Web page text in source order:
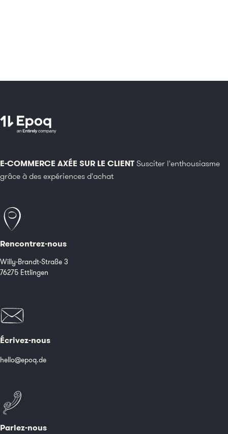
E-COMMERCE AXÉE SUR LE CLIENT Susciter l'enthousiasme
grâce à des expériences d'achat
Rencontrez-nous
Willy-Brandt-Straße 3
76275 Ettlingen
Écrivez-nous
hello@epoq.de
Parlez-nous